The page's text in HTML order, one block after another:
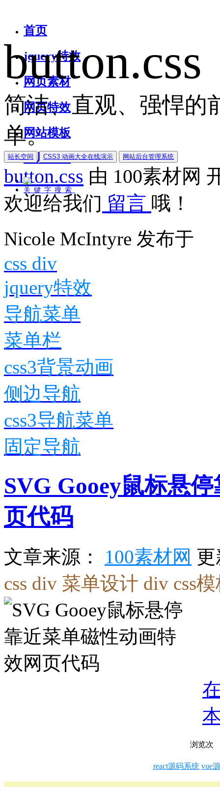
首页
jquery特效
网页素材
网页特效
网站模板
图片素材
关键字搜索
button.css
简洁、直观、强悍的
单。
站长空间 CSS3 动画大全在线演示 网站后台管理系统
button.css 由 100素材网
欢迎给我们 留言 哦！
Nicole McIntyre 发布于
css div
jquery特效
导航菜单
菜单栏
css3背景动画
侧边导航
css3导航菜单
固定导航
SVG Gooey鼠标悬
页代码
文章来源： 100素材网
css div 菜单设计 div css
浏览次
react源码系统 vue